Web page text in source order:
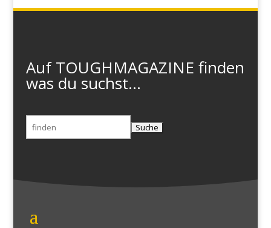
Auf TOUGHMAGAZINE finden
was du suchst...
Suchen
nach: